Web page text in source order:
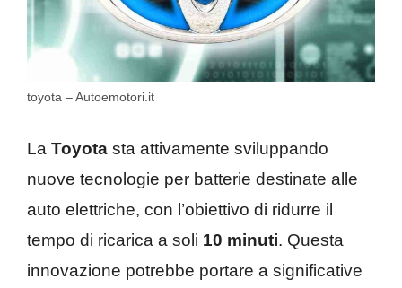
toyota – Autoemotori.it
La Toyota sta attivamente sviluppando
nuove tecnologie per batterie destinate alle
auto elettriche, con l’obiettivo di ridurre il
tempo di ricarica a soli 10 minuti. Questa
innovazione potrebbe portare a significative